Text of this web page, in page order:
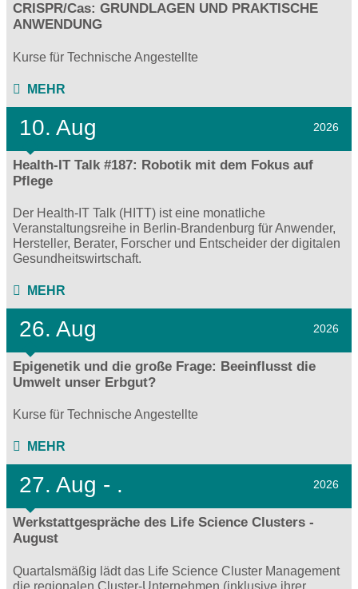
CRISPR/Cas: GRUNDLAGEN UND PRAKTISCHE
ANWENDUNG
Kurse für Technische Angestellte
MEHR
10. Aug 2026
Health-IT Talk #187: Robotik mit dem Fokus auf
Pflege
Der Health-IT Talk (HITT) ist eine monatliche
Veranstaltungsreihe in Berlin-Brandenburg für Anwender,
Hersteller, Berater, Forscher und Entscheider der digitalen
Gesundheitswirtschaft.
MEHR
26. Aug 2026
Epigenetik und die große Frage: Beeinflusst die
Umwelt unser Erbgut?
Kurse für Technische Angestellte
MEHR
27. Aug - . 2026
Werkstattgespräche des Life Science Clusters -
August
Quartalsmäßig lädt das Life Science Cluster Management
die regionalen Cluster-Unternehmen (inklusive ihrer